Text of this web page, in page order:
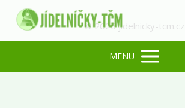
MENU
© 2026 jidelnicky-tcm.cz